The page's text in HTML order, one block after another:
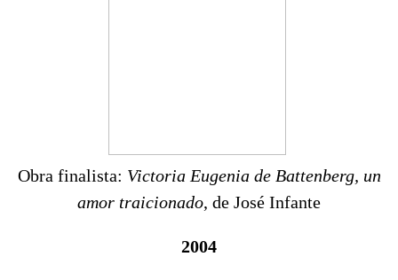
Obra finalista: Victoria Eugenia de Battenberg, un
amor traicionado, de José Infante
2004